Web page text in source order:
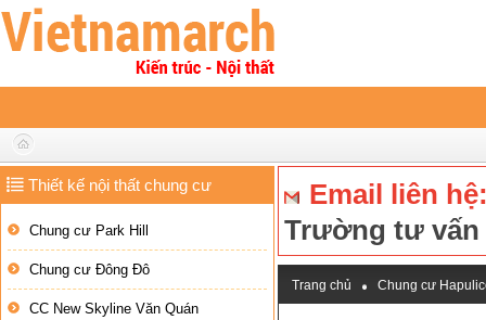
Thiết kế nội thất chung cư
Chung cư Park Hill
Chung cư Đông Đô
CC New Skyline Văn Quán
Email liên
Trường tư vấn
Trang chủ Chung cư